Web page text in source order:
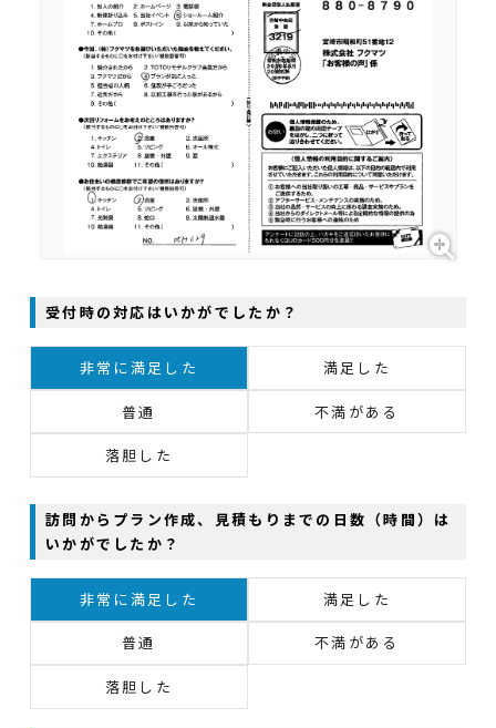
受付時の対応はいかがでしたか？
非常に満足した 満足した
普通 不満がある
落胆した
訪問からプラン作成、見積もりまでの日数（時間）は
いかがでしたか？
非常に満足した 満足した
普通 不満がある
落胆した